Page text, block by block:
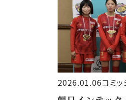
2026.01.06コミ